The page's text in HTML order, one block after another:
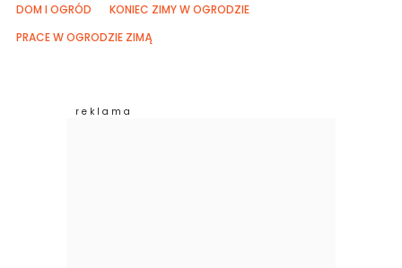
DOM I OGRÓD
KONIEC ZIMY W OGRODZIE
PRACE W OGRODZIE ZIMĄ